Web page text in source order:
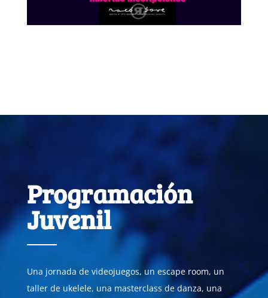
Programación
Juvenil
Una jornada de videojuegos, un escape room, un
taller de ukelele, una masterclass de danza, una